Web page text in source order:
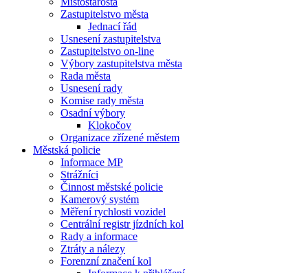
Zastupitelstvo města
Jednací řád
Usnesení zastupitelstva
Zastupitelstvo on-line
Výbory zastupitelstva města
Rada města
Usnesení rady
Komise rady města
Osadní výbory
Klokočov
Organizace zřízené městem
Městská policie
Informace MP
Strážníci
Činnost městské policie
Kamerový systém
Měření rychlosti vozidel
Centrální registr jízdních kol
Rady a informace
Ztráty a nálezy
Forenzní značení kol